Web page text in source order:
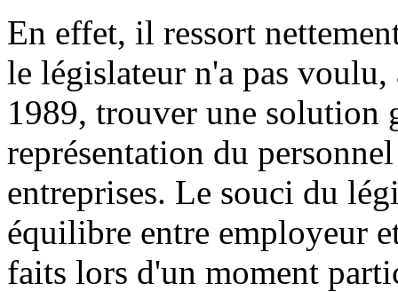
En effet, il ressort
le législateur n'a pas
1989, trouver une solution
représentation du
entreprises. Le souci du
équilibre entre employeur
faits lors d'un moment